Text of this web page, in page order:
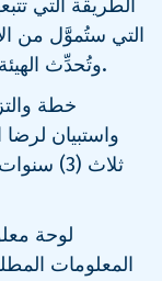
الطريقة التي
التي ستُموَّل من
وتُحدِّث الهيئة هذه المعلومات كل ثلاث (3) سنوات.
خطة
واستبيان
ثلاث (3)
لوحة